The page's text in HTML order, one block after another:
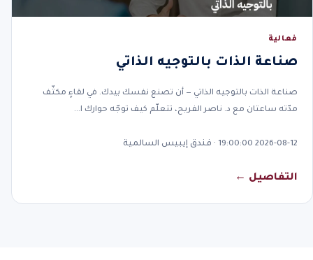
فعالية
صناعة الذات بالتوجيه الذاتي
صناعة الذات بالتوجيه الذاتي — أن تصنع نفسك بيدك. في لقاءٍ مكثّف
مدّته ساعتان مع د. ناصر الفريح، تتعلّم كيف توجّه حوارك ا…
2026-08-12 19:00:00 · فندق إيبيس السالمية
التفاصيل ←